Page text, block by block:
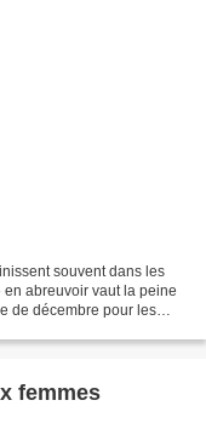
souvent dans les
abreuvoir vaut la peine
de décembre pour les
femmes